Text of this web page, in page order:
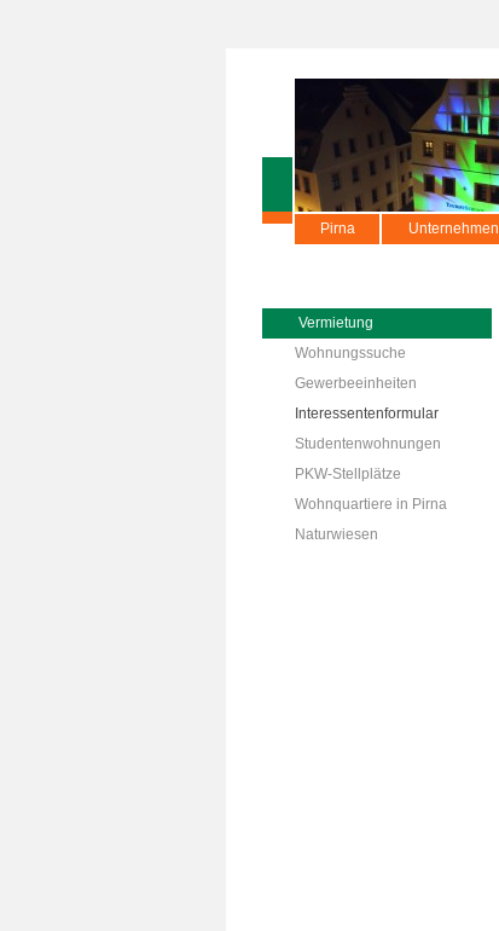
Pirna Unternehmen
Vermietung
Wohnungssuche
Gewerbeeinheiten
Interessentenformular
Studentenwohnungen
PKW-Stellplätze
Wohnquartiere in Pirna
Naturwiesen